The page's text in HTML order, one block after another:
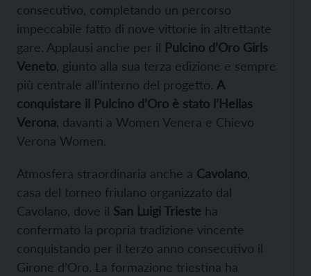
consecutivo, completando un percorso
impeccabile fatto di nove vittorie in altrettante
gare. Applausi anche per il Pulcino d’Oro Girls
Veneto , giunto alla sua terza edizione e sempre
più centrale all’interno del progetto. A
conquistare il Pulcino d’Oro è stato l’Hellas
Verona , davanti a Women Venera e Chievo
Verona Women.
Atmosfera straordinaria anche a Cavolano
casa del torneo friulano organizzato dal
Cavolano, dove il San Luigi Trieste ha
confermato la propria tradizione vincente
conquistando per il terzo anno consecutivo il
Girone d’Oro. La formazione triestina ha